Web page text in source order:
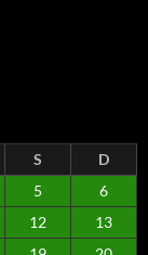
S
D
5
6
12
13